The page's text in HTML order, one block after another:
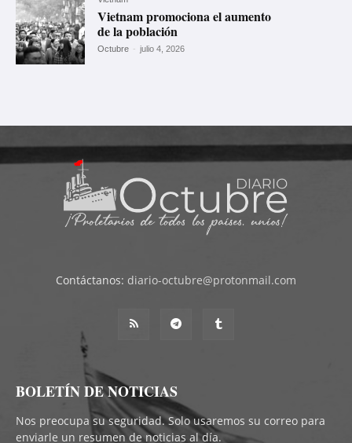
Vietnam promociona el aumento
de la población
Octubre - julio 4, 2026
Contáctanos: diario-octubre@protonmail.com
BOLETÍN DE NOTICIAS
Nos preocupa su seguridad. Solo usaremos su correo para
enviarle un resumen de noticias al día.